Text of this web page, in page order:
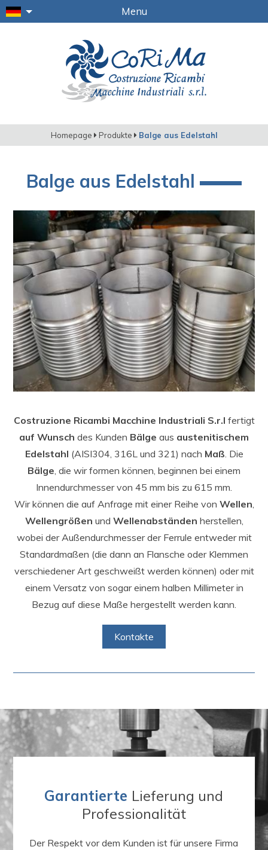
Menu
Homepage Produkte Balge aus Edelstahl
Balge aus Edelstahl
Costruzione Ricambi Macchine Industriali S.r.l fertigt
auf Wunsch des Kunden Bälge aus austenitischem
Edelstahl (AISI304, 316L und 321) nach Maß . Die
Bälge , die wir formen können, beginnen bei einem
Innendurchmesser von 45 mm bis zu 615 mm.
Wir können die auf Anfrage mit einer Reihe von Wellen
Wellengrößen und Wellenabständen herstellen,
wobei der Außendurchmesser der Ferrule entweder mit
Standardmaßen (die dann an Flansche oder Klemmen
verschiedener Art geschweißt werden können) oder mit
einem Versatz von sogar einem halben Millimeter in
Bezug auf diese Maße hergestellt werden kann.
Kontakte
Garantierte Lieferung und
Professionalität
Der Respekt vor dem Kunden ist für unsere Firma